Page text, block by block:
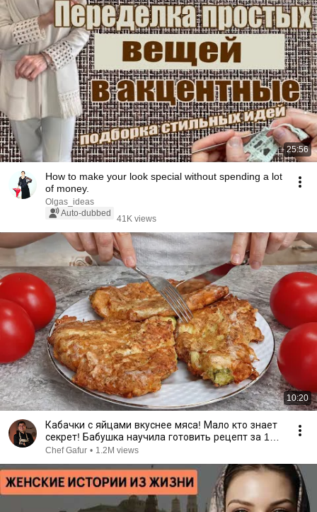
25:56
How to make your look special without spending a lot
of money.
Olgas_ideas
Auto-dubbed
41K views
10:20
Кабачки с яйцами вкуснее мяса! Мало кто знает
секрет! Бабушка научила готовить рецепт за 15
минут
Chef Gafur • 1.2M views